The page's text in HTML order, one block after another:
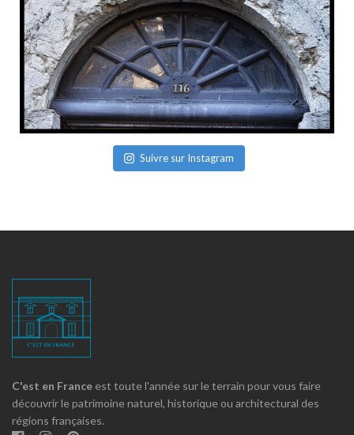
Suivre sur Instagram
C'est en France est toute l'année sur le terrain pour vous faire
découvrir le patrimoine naturel, historique ou architectural des
régions françaises.